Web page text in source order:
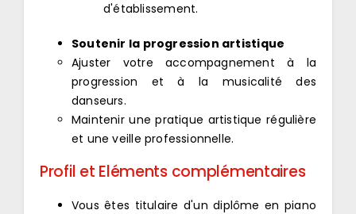
d'établissement.
Soutenir la progression artistique
Ajuster votre accompagnement à la
progression et à la musicalité des
danseurs.
Maintenir une pratique artistique régulière
et une veille professionnelle.
Profil et Eléments complémentaires
Vous êtes titulaire d'un diplôme en piano